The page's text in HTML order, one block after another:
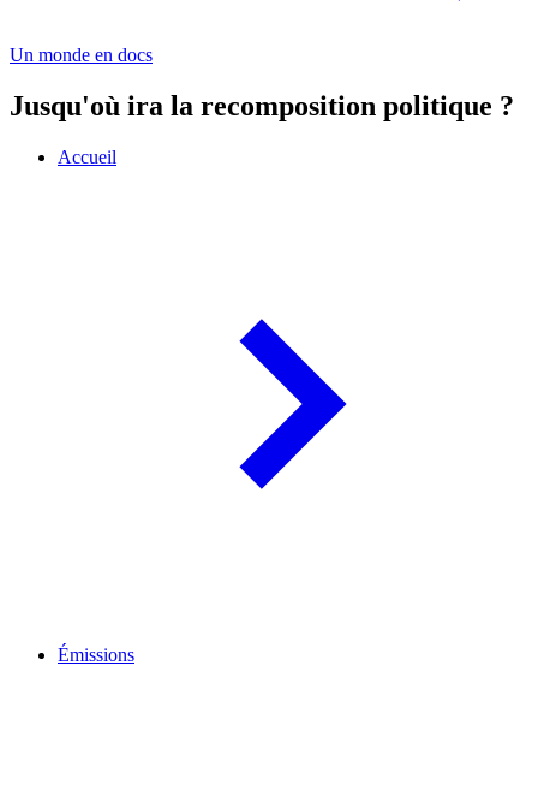
Un monde en docs
Jusqu'où ira la recomposition politique ?
Accueil
Émissions